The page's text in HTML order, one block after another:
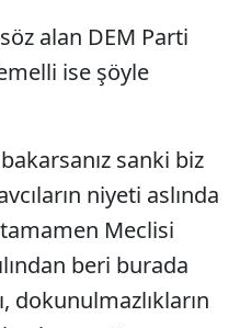
alan DEM Parti
ise şöyle
sanki biz
niyeti aslında
Meclisi
beri burada
dokunulmazlıkların